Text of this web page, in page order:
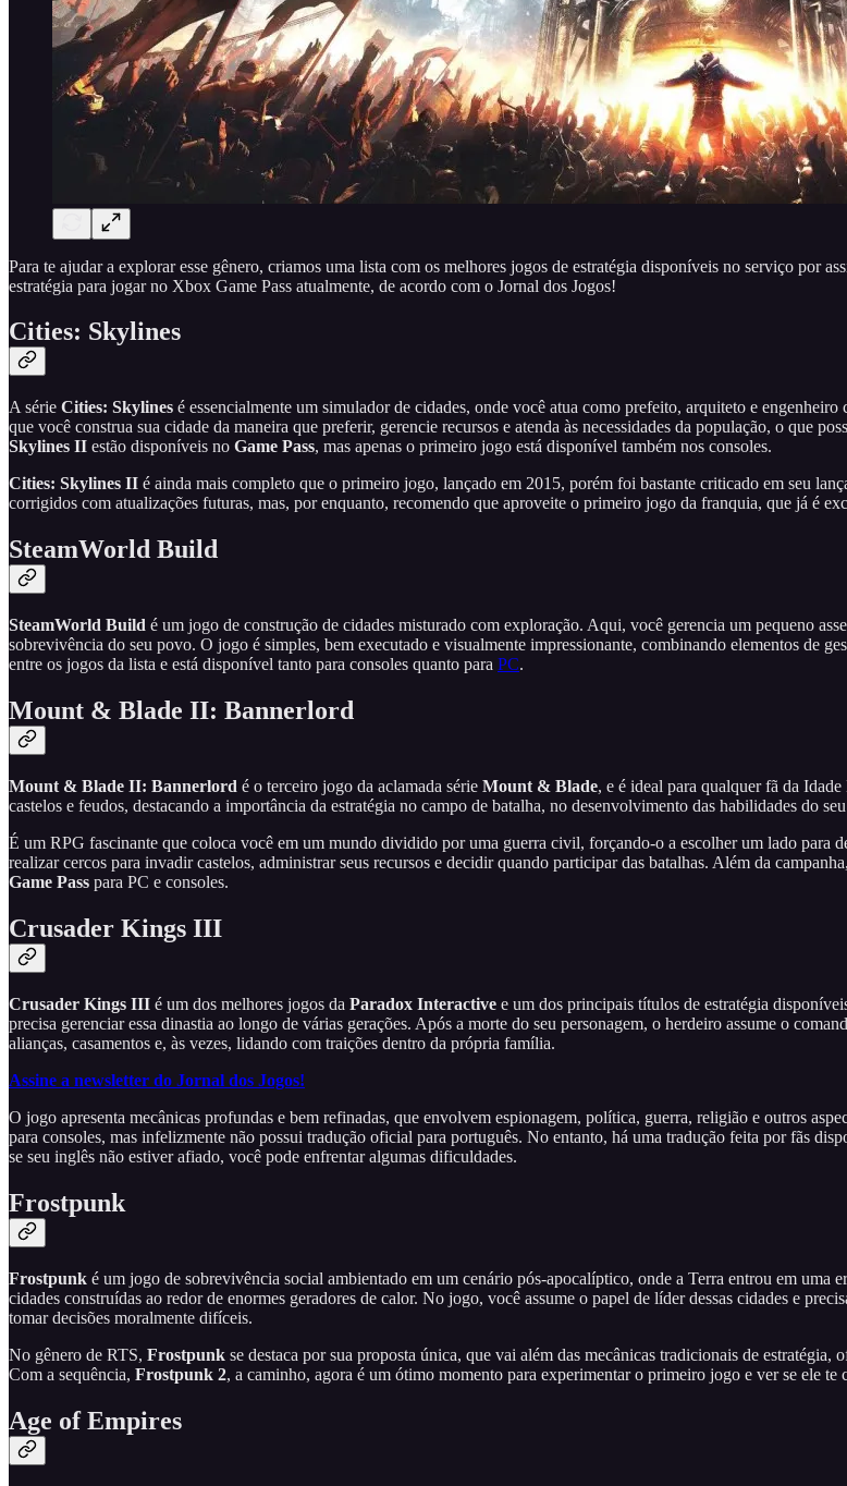
Para te ajudar a explorar esse gênero, criamos uma lista com os melhores jogos de estratégia disponíveis no serviço por
estratégia para jogar no Xbox Game Pass atualmente, de acordo com o Jornal dos Jogos!
Cities: Skylines
A série Cities: Skylines é essencialmente um simulador de cidades, onde você atua como prefeito, arquiteto e
que você construa sua cidade da maneira que preferir, gerencie recursos e atenda às necessidades da população, o que
Skylines II estão disponíveis no Game Pass, mas apenas o primeiro jogo está disponível também nos consoles.
Cities: Skylines II é ainda mais completo que o primeiro jogo, lançado em 2015, porém foi bastante criticado em seu
corrigidos com atualizações futuras, mas, por enquanto, recomendo que aproveite o primeiro jogo da franquia, que já é
SteamWorld Build
SteamWorld Build é um jogo de construção de cidades misturado com exploração. Aqui, você gerencia um pequeno
sobrevivência do seu povo. O jogo é simples, bem executado e visualmente impressionante, combinando elementos de
entre os jogos da lista e está disponível tanto para consoles quanto para PC.
Mount & Blade II: Bannerlord
Mount & Blade II: Bannerlord é o terceiro jogo da aclamada série Mount & Blade, e é ideal para qualquer fã da
castelos e feudos, destacando a importância da estratégia no campo de batalha, no desenvolvimento das habilidades do
É um RPG fascinante que coloca você em um mundo dividido por uma guerra civil, forçando-o a escolher um lado para
realizar cercos para invadir castelos, administrar seus recursos e decidir quando participar das batalhas. Além da campanha,
Game Pass para PC e consoles.
Crusader Kings III
Crusader Kings III é um dos melhores jogos da Paradox Interactive e um dos principais títulos de estratégia
precisa gerenciar essa dinastia ao longo de várias gerações. Após a morte do seu personagem, o herdeiro assume o
alianças, casamentos e, às vezes, lidando com traições dentro da própria família.
Assine a newsletter do Jornal dos Jogos!
O jogo apresenta mecânicas profundas e bem refinadas, que envolvem espionagem, política, guerra, religião e outros
para consoles, mas infelizmente não possui tradução oficial para português. No entanto, há uma tradução feita por fãs
se seu inglês não estiver afiado, você pode enfrentar algumas dificuldades.
Frostpunk
Frostpunk é um jogo de sobrevivência social ambientado em um cenário pós-apocalíptico, onde a Terra entrou em uma
cidades construídas ao redor de enormes geradores de calor. No jogo, você assume o papel de líder dessas cidades e
tomar decisões moralmente difíceis.
No gênero de RTS, Frostpunk se destaca por sua proposta única, que vai além das mecânicas tradicionais de
Com a sequência, Frostpunk 2, a caminho, agora é um ótimo momento para experimentar o primeiro jogo e ver se ele te
Age of Empires